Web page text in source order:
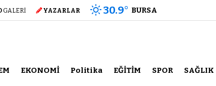
GALERİ YAZARLAR 30.9° BURSA
EKONOMİ Politika EĞİTİM SPOR SAĞLIK